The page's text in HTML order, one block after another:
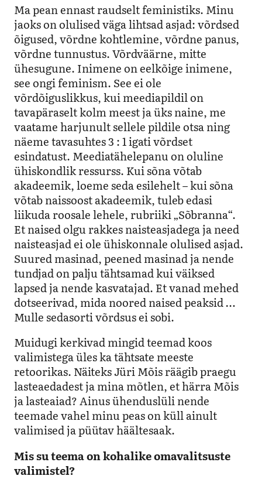
Ma pean ennast raudselt feministiks. Minu
jaoks on olulised väga lihtsad asjad: võrdsed
õigused, võrdne kohtlemine, võrdne panus,
võrdne tunnustus. Võrdväärne, mitte
ühesugune. Inimene on eelkõige inimene,
see ongi feminism. See ei ole
võrdõiguslikkus, kui meediapildil on
tavapäraselt kolm meest ja üks naine, me
vaatame harjunult sellele pildile otsa ning
näeme tavasuhtes 3 : 1 igati võrdset
esindatust. Meediatähelepanu on oluline
ühiskondlik ressurss. Kui sõna võtab
akadeemik, loeme seda esilehelt – kui sõna
võtab naissoost akadeemik, tuleb edasi
liikuda roosale lehele, rubriiki „Sõbranna“.
Et naised olgu rakkes naisteasjadega ja need
naisteasjad ei ole ühiskonnale olulised asjad.
Suured masinad, peened masinad ja nende
tundjad on palju tähtsamad kui väiksed
lapsed ja nende kasvatajad. Et vanad mehed
dotseerivad, mida noored naised peaksid …
Mulle sedasorti võrdsus ei sobi.
Muidugi kerkivad mingid teemad koos
valimistega üles ka tähtsate meeste
retoorikas. Näiteks Jüri Mõis räägib praegu
lasteaedadest ja mina mõtlen, et härra Mõis
ja lasteaiad? Ainus ühenduslüli nende
teemade vahel minu peas on küll ainult
valimised ja püütav häältesaak.
Mis su teema on kohalike omavalitsuste
valimistel?